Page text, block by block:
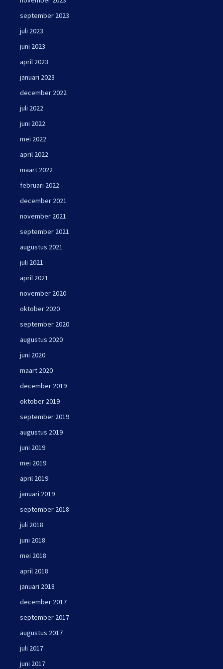
september 2023
juli 2023
juni 2023
april 2023
januari 2023
december 2022
juli 2022
juni 2022
mei 2022
april 2022
maart 2022
februari 2022
december 2021
november 2021
september 2021
augustus 2021
juli 2021
april 2021
november 2020
oktober 2020
september 2020
augustus 2020
juni 2020
maart 2020
december 2019
oktober 2019
september 2019
augustus 2019
juni 2019
mei 2019
april 2019
januari 2019
september 2018
juli 2018
juni 2018
mei 2018
april 2018
januari 2018
december 2017
september 2017
augustus 2017
juli 2017
juni 2017